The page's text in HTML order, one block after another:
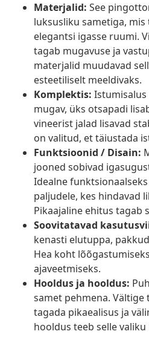
Materjalid: See
luksusliku sametiga,
elegantsi igasse ruumi.
tagab mugavuse ja
materjalid muudavad
esteetiliselt meeldivaks.
Komplektis: Istumisalus
mugav, üks otsapadi
vineerist jalad lisavad
on valitud, et täiustada
Funktsioonid / Disain:
jooned sobivad
Idealne
paljudele, kes hindavad
Pikaajaline ehitus tagab
Soovitatavad
kenasti elutuppa,
Hea koht
ajaveetmiseks.
Hooldus ja hooldus:
samet pehmena. Vältige
tagada pikaealisus ja
hooldus teeb selle